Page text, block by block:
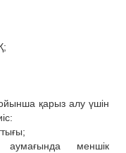
қарыз алу үшін
аумағында меншік